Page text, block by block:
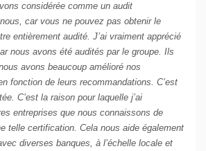
considérée comme un audit
car vous ne pouvez pas obtenir le
entièrement audité. J’ai vraiment apprécié
nous avons été audités par le groupe. Ils
avons beaucoup amélioré nos
fonction de leurs recommandations. C’est
C’est la raison pour laquelle j’ai
entreprises que nous connaissons de
telle certification. Cela nous aide également
diverses banques, à l’échelle locale et